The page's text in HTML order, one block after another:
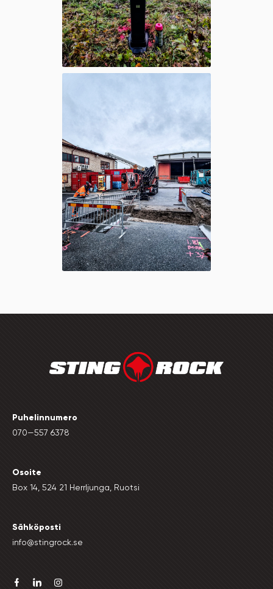
Osoite
Box 14, 524 21 Herrljunga, Ruotsi
Puhelinnumero
070—557 6378
Sähköposti
info@stingrock.se